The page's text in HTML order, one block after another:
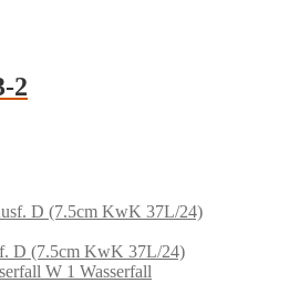
2
D (7.5cm KwK 37L/24)
W 1 Wasserfall